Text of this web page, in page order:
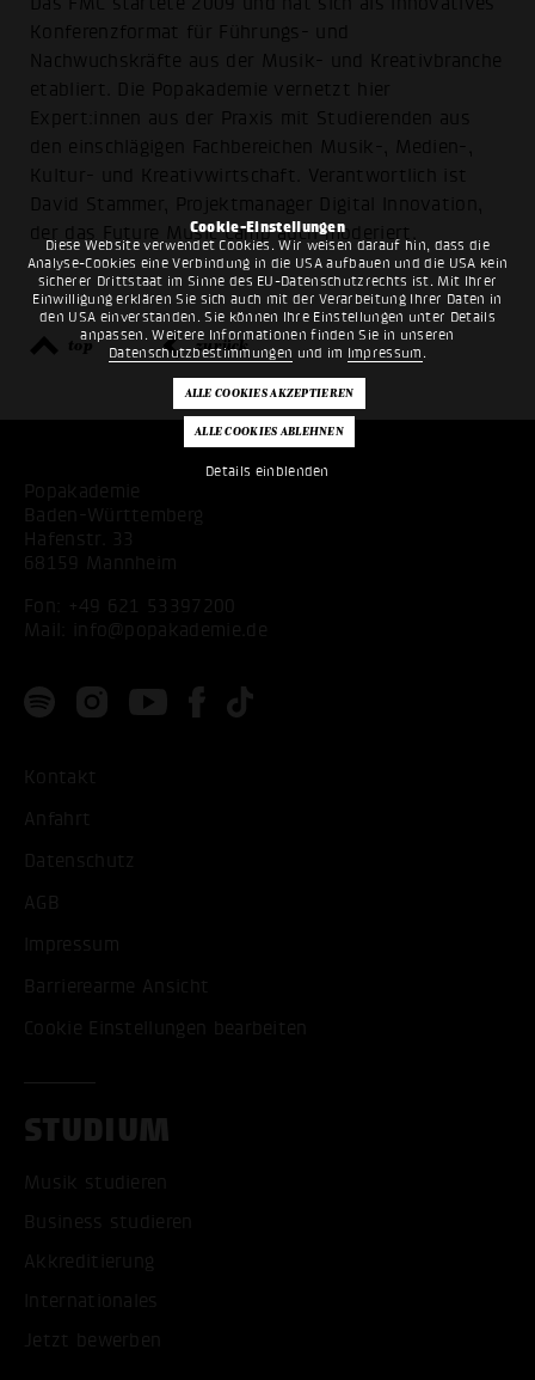
Cookie-Einstellungen
Diese Website verwendet Cookies. Wir weisen darauf hin, dass die
Analyse-Cookies eine Verbindung in die USA aufbauen und die USA kein
sicherer Drittstaat im Sinne des EU-Datenschutzrechts ist. Mit Ihrer
Einwilligung erklären Sie sich auch mit der Verarbeitung Ihrer Daten in
den USA einverstanden. Sie können Ihre Einstellungen unter Details
anpassen. Weitere Informationen finden Sie in unseren
Datenschutzbestimmungen und im Impressum .
Details einblenden
Konferenzformat für Führungs- und
Nachwuchskräfte aus der Musik- und Kreativbranche
etabliert. Die Popakademie vernetzt hier
Expert:innen aus der Praxis mit Studierenden aus
den einschlägigen Fachbereichen Musik-, Medien-,
Kultur- und Kreativwirtschaft. Verantwortlich ist
David Stammer, Projektmanager Digital Innovation,
der das Future Music Camp auch moderiert.
top zurück
Popakademie
Baden-Württemberg
Hafenstr. 33
68159 Mannheim
Fon:
+49 621 53397200
Mail:
info@popakademie.de
Kontakt
Anfahrt
Datenschutz
AGB
Impressum
Barrierearme Ansicht
Cookie Einstellungen bearbeiten
STUDIUM
Musik studieren
Business studieren
Akkreditierung
Internationales
Jetzt bewerben